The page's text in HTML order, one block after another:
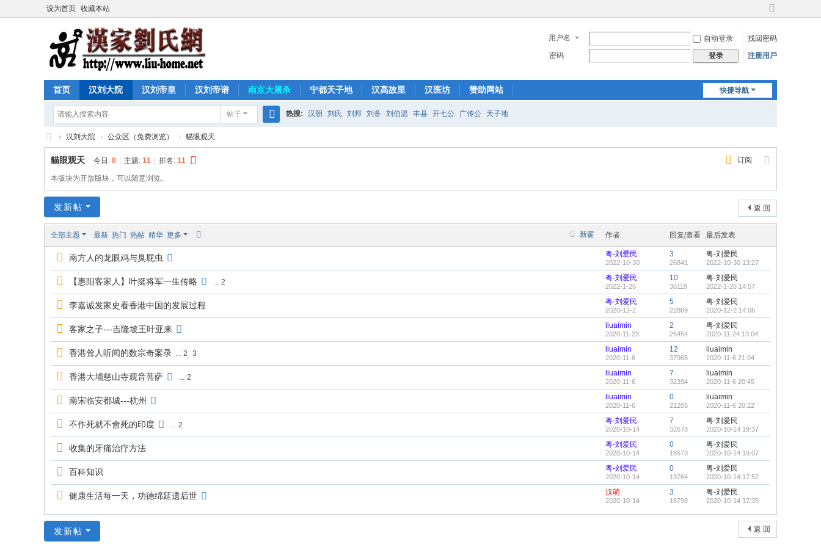
设为首页 收藏本站
切
到
宽
用户名 自动登录
找回密码
密码
登录 注册用戶
快捷导航
首页 汉刘大院 汉刘帝皇 汉刘帝谱 南京大屠杀 宁都天子地 汉高故里 汉医坊 赞助网站
帖子
索
热搜: 汉朝 刘氏 刘邦 刘备 刘伯温 丰县 开七公 广传公 天子地
汉
刘
网
» 汉刘大院 › 公众区（免费浏览） › 貓眼观天
订阅
貓眼观天 今日: 0 主题: 11 排名: 11
本版块为开放版块，可以随意浏览。
返 回
发新帖
新窗
全部主题 最新 热门 热帖 精华 更多 作者 回复/查看 最后发表
南方人的龙眼鸡与臭屁虫 粤-刘爱民
2022-10-30
3
26841
粤-刘爱民
2022-10-30 13:27
【惠阳客家人】叶挺将军一生传略 ... 2 粤-刘爱民
2022-1-26
10
36119
粤-刘爱民
2022-1-26 14:57
李嘉诚发家史看香港中国的发展过程 粤-刘爱民
2020-12-2
5
22869
粤-刘爱民
2020-12-2 14:06
客家之子---吉隆坡王叶亚来 liuaimin
2020-11-23
2
26454
粤-刘爱民
2020-11-24 13:04
香港耸人听闻的数宗奇案录 ... 2 3 liuaimin
2020-11-6
12
37965
liuaimin
2020-11-6 21:04
香港大埔慈山寺观音菩萨 ... 2 liuaimin
2020-11-6
7
32394
liuaimin
2020-11-6 20:45
南宋临安都城---杭州 liuaimin
2020-11-6
0
21205
liuaimin
2020-11-6 20:22
不作死就不會死的印度 ... 2 粤-刘爱民
2020-10-14
7
32678
粤-刘爱民
2020-10-14 19:37
收集的牙痛治疗方法 粤-刘爱民
2020-10-14
0
18573
粤-刘爱民
2020-10-14 19:07
百科知识 粤-刘爱民
2020-10-14
0
19764
粤-刘爱民
2020-10-14 17:52
健康生活每一天，功德绵延遗后世 汉萌
2020-10-14
3
18798
粤-刘爱民
2020-10-14 17:35
返 回
发新帖